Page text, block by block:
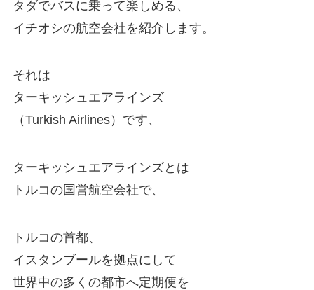
タダでバスに乗って楽しめる、
イチオシの航空会社を紹介します。
それは
ターキッシュエアラインズ
（Turkish Airlines）です、
ターキッシュエアラインズとは
トルコの国営航空会社で、
トルコの首都、
イスタンブールを拠点にして
世界中の多くの都市へ定期便を